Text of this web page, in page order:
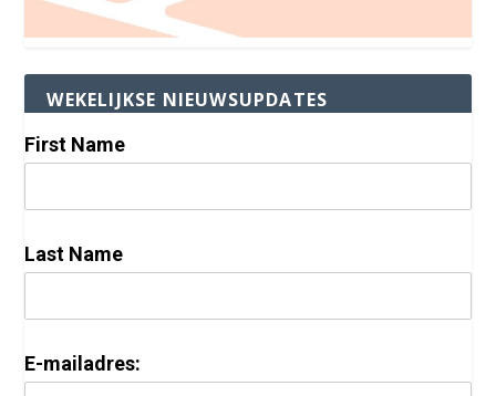
WEKELIJKSE NIEUWSUPDATES
First Name
Last Name
E-mailadres: